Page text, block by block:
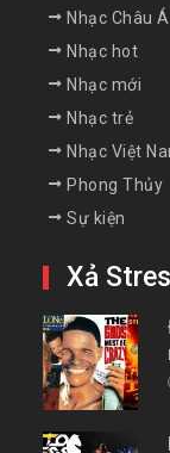
Nhạc Châu Á
Nhạc hot
Nhạc mới
Nhạc trẻ
Nhạc Việt
Phong Thủy
Sự kiện
Xả